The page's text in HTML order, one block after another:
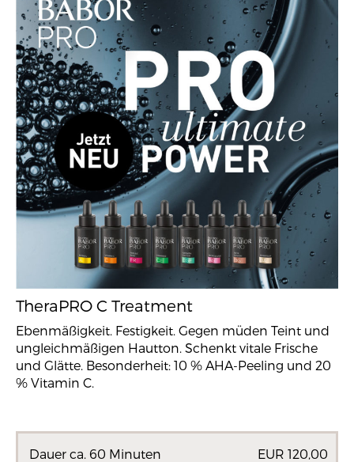
TheraPRO C Treatment
Ebenmäßigkeit. Festigkeit. Gegen müden Teint und
ungleichmäßigen Hautton. Schenkt vitale Frische
und Glätte. Besonderheit: 10 % AHA-Peeling und 20
% Vitamin C.
Dauer ca. 60 Minuten EUR 120,00